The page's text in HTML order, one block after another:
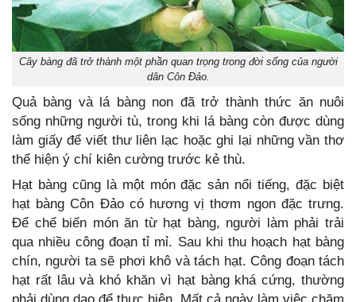
Cây bàng đã trở thành một phần quan trọng trong đời sống của người
dân Côn Đảo.
Quả bàng và lá bàng non đã trở thành thức ăn nuôi
sống những người tù, trong khi lá bàng còn được dùng
làm giấy để viết thư liên lạc hoặc ghi lại những vần thơ
thể hiện ý chí kiên cường trước kẻ thù.
Hạt bàng cũng là một món đặc sản nổi tiếng, đặc biệt
hạt bàng Côn Đảo có hương vị thơm ngon đặc trưng.
Để chế biến món ăn từ hạt bàng, người làm phải trải
qua nhiều công đoạn tỉ mỉ. Sau khi thu hoạch hạt bàng
chín, người ta sẽ phơi khô và tách hạt. Công đoạn tách
hạt rất lâu và khó khăn vì hạt bàng khá cứng, thường
phải dùng dao để thực hiện. Mất cả ngày làm việc chăm